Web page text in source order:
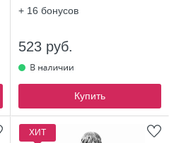
+ 16 бонусов
523 руб.
Купить
ХИТ